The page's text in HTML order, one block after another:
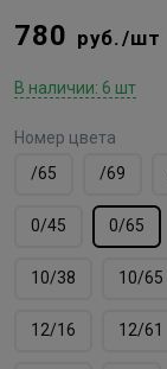
780 руб./шт
В наличии: 6 шт
Номер цвета
/65
/69
0/45 0/65
10/38 10/65
12/16 12/61